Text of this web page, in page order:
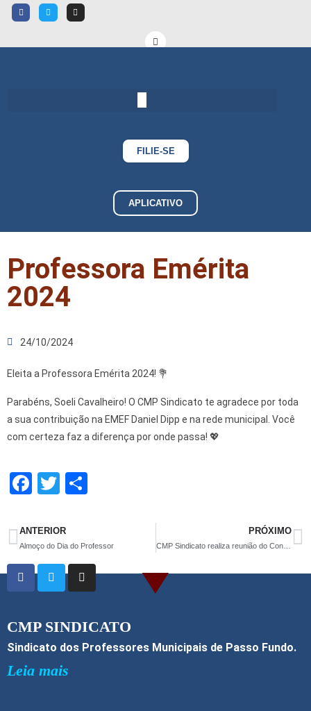
FILIE-SE
APLICATIVO
Professora Emérita
2024
24/10/2024
Eleita a Professora Emérita 2024! 💐
Parabéns, Soeli Cavalheiro! O CMP Sindicato te agradece por toda
a sua contribuição na EMEF Daniel Dipp e na rede municipal. Você
com certeza faz a diferença por onde passa! 💖
F
ce
b
o
o
k
T
tt
er e
ANTERIOR
Almoço do Dia do Professor
PRÓXIMO
CMP Sindicato realiza reunião do Conselho de Representantes
CMP SINDICATO
Sindicato dos Professores Municipais de Passo Fundo.
Leia mais